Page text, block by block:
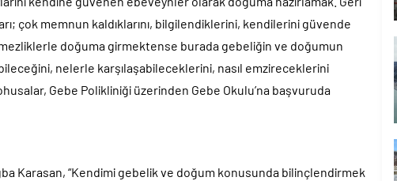
çok memnun kaldıklarını, bilgilendiklerini, kendilerini güvende
doğuma girmektense burada gebeliğin ve doğumun
nelerle karşılaşabileceklerini, nasıl emzireceklerini
Gebe Polikliniği üzerinden Gebe Okulu’na başvuruda
Karasan, “Kendimi gebelik ve doğum konusunda bilinçlendirmek